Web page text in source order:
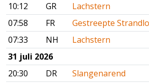
10:12
GR
Lachstern
07:58
FR
Gestreepte
07:33
NH
Lachstern
31 juli 2026
20:30
DR
Slangenarend